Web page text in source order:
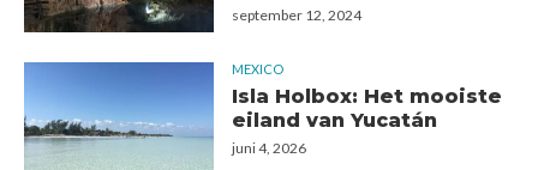
september 12, 2024
MEXICO
Isla Holbox: Het mooiste
eiland van Yucatán
juni 4, 2026